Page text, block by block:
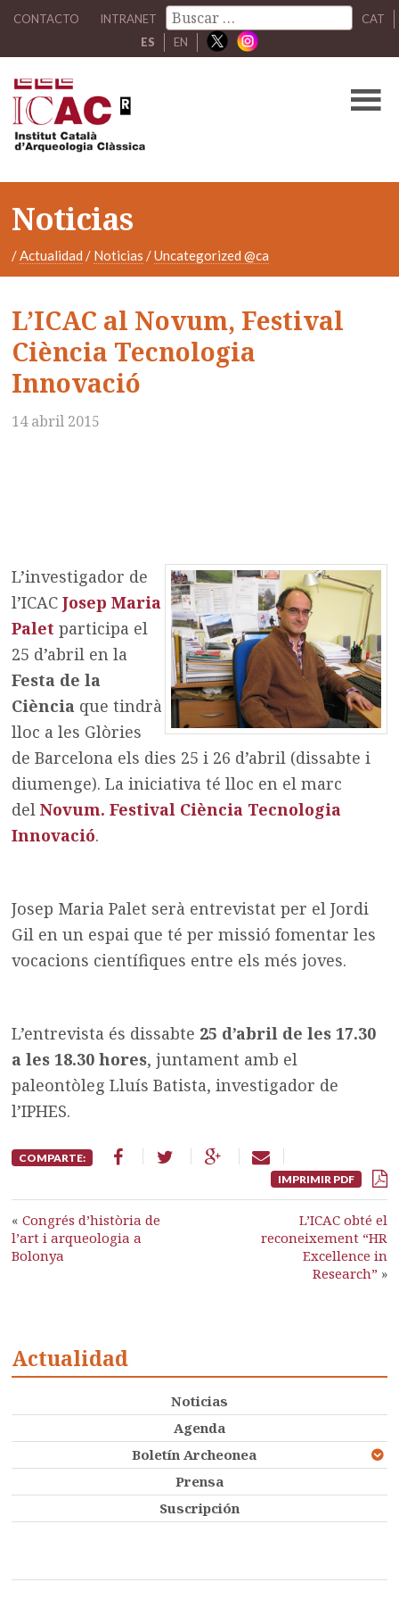
CONTACTO INTRANET
CAT
ES
EN
Noticias
/Actualidad / Noticias /Uncategorized @ca
L’ICAC al Novum, Festival
Ciència Tecnologia
Innovació
14 abril 2015
L’investigador de
l’ICACJosep Maria
Palet participa el
25 d’abril en la
Festa de la
Ciència que tindrà
lloc a les Glòries
de Barcelona els dies 25 i 26 d’abril (dissabte i
diumenge). La iniciativa té lloc en el marc
delNovum. Festival Ciència Tecnologia
Innovació.
Josep Maria Palet serà entrevistat per el Jordi
Gil en un espai que té per missió fomentar les
vocacions científiques entre els més joves.
L’entrevista és dissabte 25 d’abril de les 17.30
a les 18.30 hores, juntament amb el
paleontòleg Lluís Batista, investigador de
l’IPHES.
COMPARTE:
IMPRIMIR PDF
«Congrés d’història de
l’art i arqueologia a
Bolonya
L’ICAC obté el
reconeixement “HR
Excellence in
Research” »
Actualidad
Noticias
Agenda
Boletín Archeonea
Prensa
Suscripción